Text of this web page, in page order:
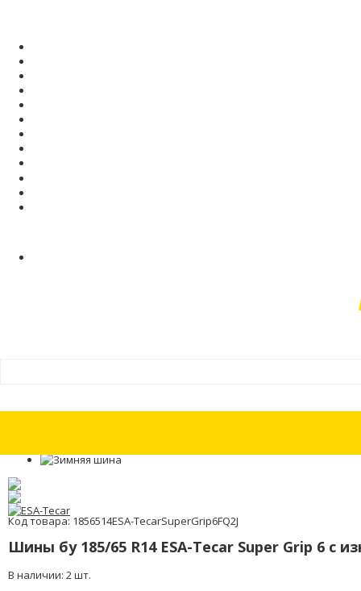
Код товара: 1856514ESA-TecarSuperGrip6FQ2J
Шины бу 185/65 R14 ESA-Tecar Super Grip 6 с
В наличии: 2 шт.